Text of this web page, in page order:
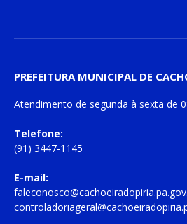
PREFEITURA MUNICIPAL DE
Atendimento de segunda à sexta de
Telefone:
(91) 3447-1145
E-mail: